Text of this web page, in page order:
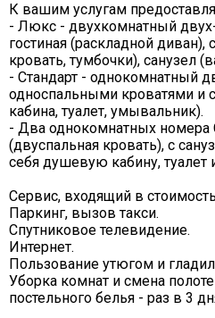
К вашим услугам
- Люкс - двухкомнатный
гостиная (раскладной диван),
кровать, тумбочки), санузел
- Стандарт - однокомнатный
односпальными кроватями и
кабина, туалет, умывальник).
- Два однокомнатных номера
(двуспальная кровать), с
себя душевую кабину, туалет
Сервис, входящий в
Паркинг, вызов такси.
Спутниковое телевидение.
Интернет.
Пользование утюгом и
Уборка комнат и смена
постельного белья - раз в 3